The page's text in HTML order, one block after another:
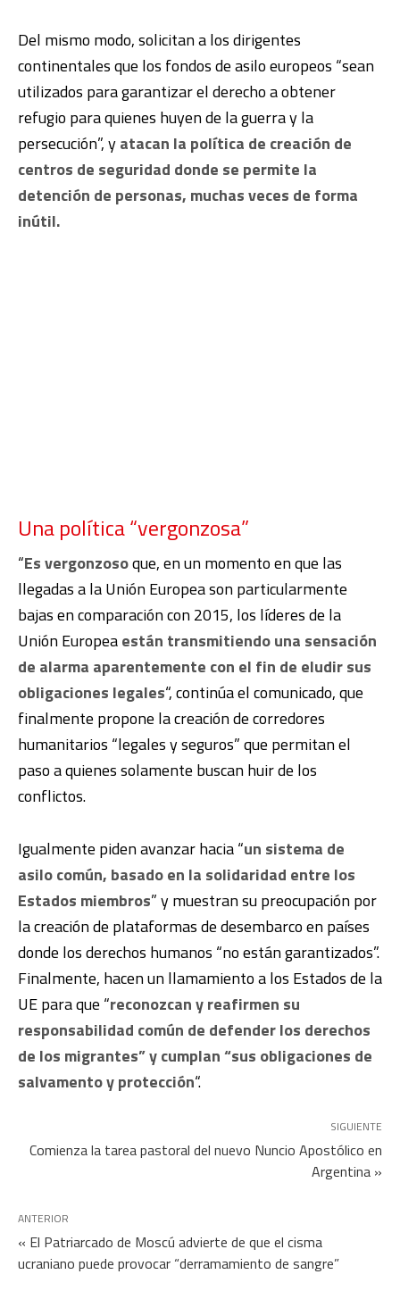
Del mismo modo, solicitan a los dirigentes
continentales que los fondos de asilo europeos “sean
utilizados para garantizar el derecho a obtener
refugio para quienes huyen de la guerra y la
persecución”, yatacan la política de creación de
centros de seguridad donde se permite la
detención de personas, muchas veces de forma
inútil.
Una política “vergonzosa”
“Es vergonzosoque, en un momento en que las
llegadas a la Unión Europea son particularmente
bajas en comparación con 2015, los líderes de la
Unión Europeaestán transmitiendo una sensación
de alarma aparentemente con el fin de eludir sus
obligaciones legales“, continúa el comunicado, que
finalmente propone la creación de corredores
humanitarios “legales y seguros” que permitan el
paso a quienes solamente buscan huir de los
conflictos.
Igualmente piden avanzar hacia “un sistema de
asilo común, basado en la solidaridad entre los
Estados miembros” y muestran su preocupación por
la creación de plataformas de desembarco en países
donde los derechos humanos “no están garantizados”.
Finalmente, hacen un llamamiento a los Estados de la
UE para que “reconozcan y reafirmen su
responsabilidad común de defender los derechos
de los migrantes” y cumplan “sus obligaciones de
salvamento y protección“.
SIGUIENTE
Comienza la tarea pastoral del nuevo Nuncio Apostólico en
Argentina »
ANTERIOR
« El Patriarcado de Moscú advierte de que el cisma
ucraniano puede provocar “derramamiento de sangre”